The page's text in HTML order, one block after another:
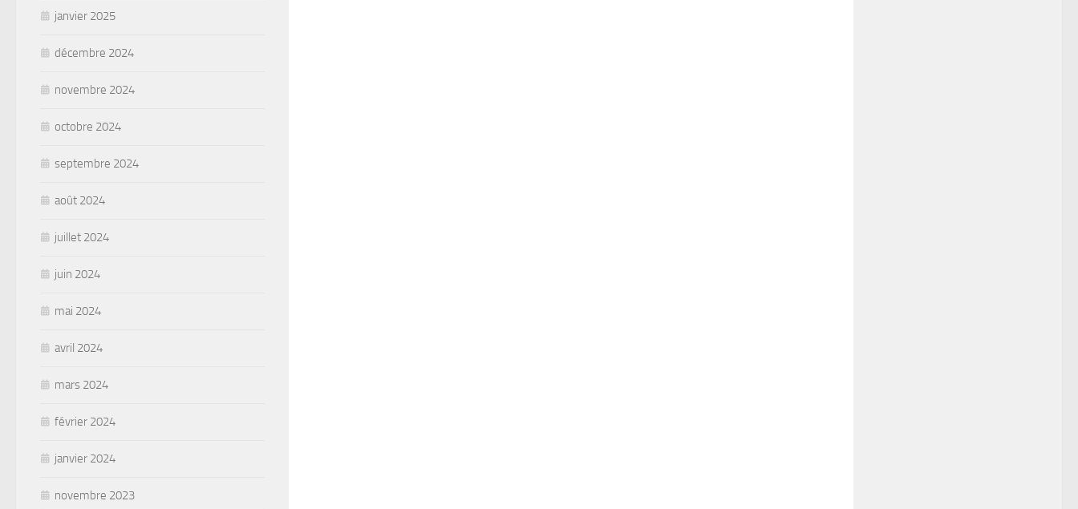
janvier 2025
décembre 2024
novembre 2024
octobre 2024
septembre 2024
août 2024
juillet 2024
juin 2024
mai 2024
avril 2024
mars 2024
février 2024
janvier 2024
novembre 2023